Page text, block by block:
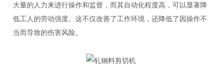
大量的人力来进行操作和监督，而其自动化程度高，可以显著降
低工人的劳动强度。这不仅改善了工作环境，还降低了因操作不
当而导致的伤害风险。